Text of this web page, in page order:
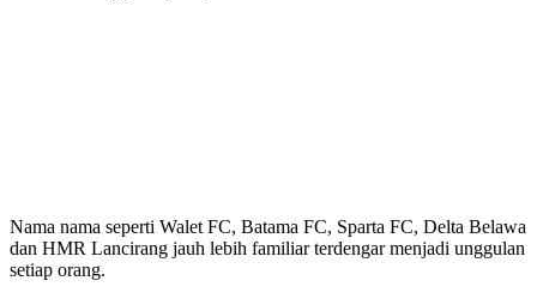
Nama nama seperti Walet FC, Batama FC, Sparta FC, Delta Belawa
dan HMR Lancirang jauh lebih familiar terdengar menjadi unggulan
setiap orang.